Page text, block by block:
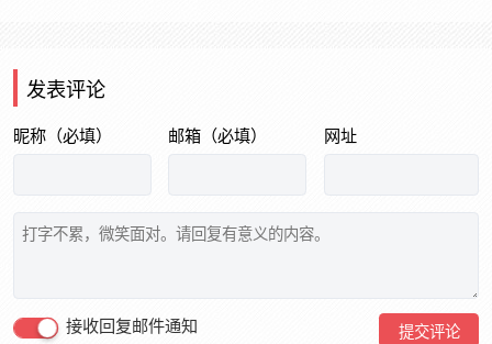
发表评论
昵称（必填） 邮箱（必填） 网址
接收回复邮件通知 提交评论